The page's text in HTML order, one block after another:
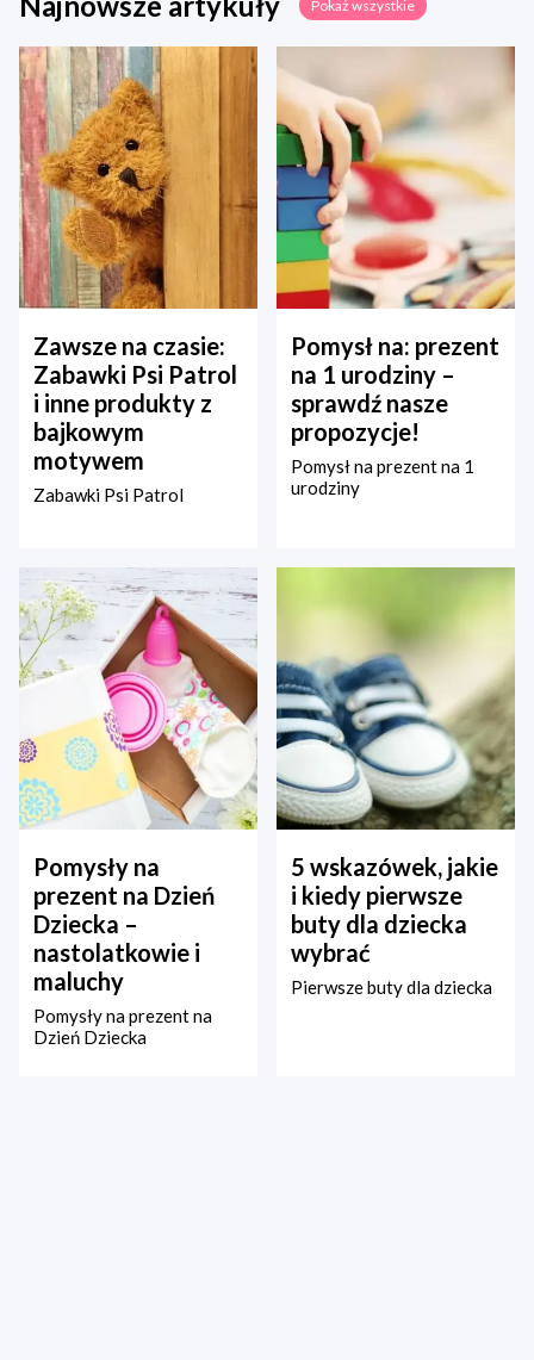
Pokaż wszystkie
Zawsze na czasie:
Zabawki Psi Patrol
i inne produkty z
bajkowym
motywem
Zabawki Psi Patrol
Pomysł na: prezent
na 1 urodziny –
sprawdź nasze
propozycje!
Pomysł na prezent na 1
urodziny
Pomysły na
prezent na Dzień
Dziecka –
nastolatkowie i
maluchy
Pomysły na prezent na
Dzień Dziecka
5 wskazówek, jakie
i kiedy pierwsze
buty dla dziecka
wybrać
Pierwsze buty dla dziecka